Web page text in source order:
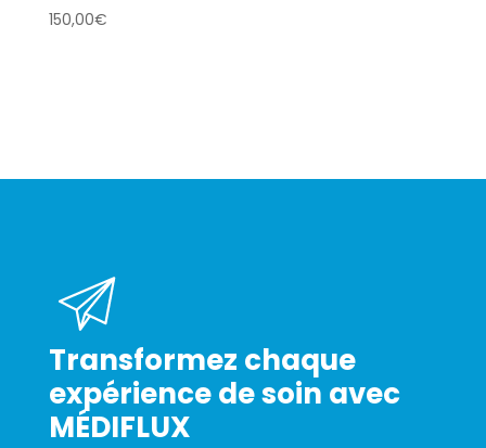
150,00€
Transformez chaque
expérience de soin avec
MÉDIFLUX